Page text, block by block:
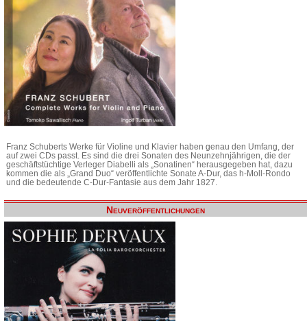
Franz Schuberts Werke für Violine und Klavier haben genau den Umfang, der
auf zwei CDs passt. Es sind die drei Sonaten des Neunzehnjährigen, die der
geschäftstüchtige Verleger Diabelli als „Sonatinen“ herausgegeben hat, dazu
kommen die als „Grand Duo“ veröffentlichte Sonate A-Dur, das h-Moll-Rondo
und die bedeutende C-Dur-Fantasie aus dem Jahr 1827.
Neuveröffentlichungen